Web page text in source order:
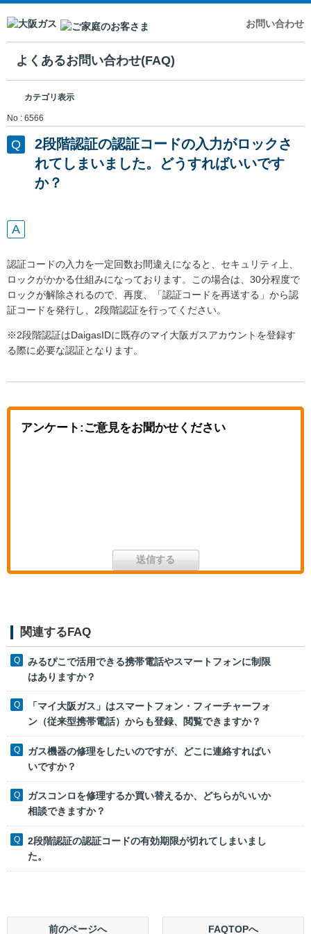
お問い合わせ
よくあるお問い合わせ(FAQ)
カテゴリ表示
No : 6566
2段階認証の認証コードの入力がロックさ
れてしまいました。どうすればいいです
か？
認証コードの入力を一定回数お間違えになると、セキュリティ上、
ロックがかかる仕組みになっております。この場合は、30分程度で
ロックが解除されるので、再度、「認証コードを再送する」から認
証コードを発行し、2段階認証を行ってください。
※2段階認証はDaigasIDに既存のマイ大阪ガスアカウントを登録す
る際に必要な認証となります。
アンケート:ご意見をお聞かせください
関連するFAQ
みるぴこで活用できる携帯電話やスマートフォンに制限
はありますか？
「マイ大阪ガス」はスマートフォン・フィーチャーフォ
ン（従来型携帯電話）からも登録、閲覧できますか？
ガス機器の修理をしたいのですが、どこに連絡すればい
いですか？
ガスコンロを修理するか買い替えるか、どちらがいいか
相談できますか？
2段階認証の認証コードの有効期限が切れてしまいまし
た。
前のページへ FAQTOPへ